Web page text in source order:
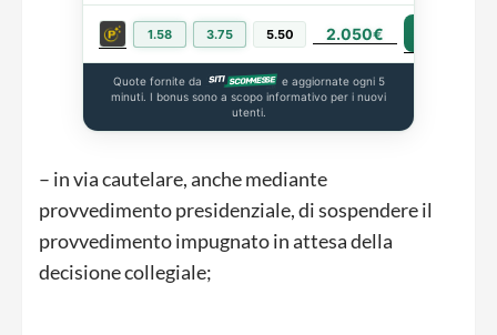
1.58 3.75 5.50 2.050€
Quote fornite da
e aggiornate ogni 5
minuti. I bonus sono a scopo informativo per i nuovi
utenti.
– in via cautelare, anche mediante
provvedimento presidenziale, di sospendere il
provvedimento impugnato in attesa della
decisione collegiale;